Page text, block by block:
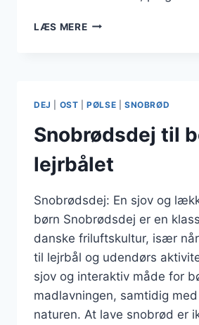
LÆS MERESNOBRØDSDEJ
DEJ OST |PØLSE SNOBRØD
Snobrødsdej til
lejrbålet
Snobrødsdej: En sjov og
børn Snobrødsdej er en
danske friluftskultur, især
til lejrbål og udendørs
sjov og interaktiv måde for
madlavningen, samtidig
naturen. At lave snobrød er